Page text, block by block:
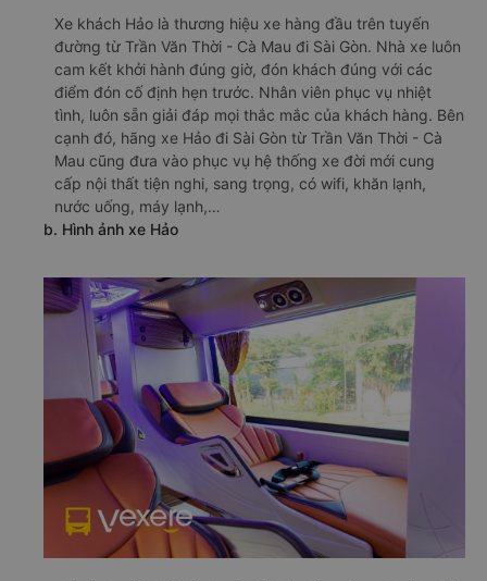
Xe khách Hảo là thương hiệu xe hàng đầu trên tuyến
đường từ Trần Văn Thời - Cà Mau đi Sài Gòn. Nhà xe luôn
cam kết khởi hành đúng giờ, đón khách đúng với các
điểm đón cố định hẹn trước. Nhân viên phục vụ nhiệt
tình, luôn sẵn giải đáp mọi thắc mắc của khách hàng. Bên
cạnh đó, hãng xe Hảo đi Sài Gòn từ Trần Văn Thời - Cà
Mau cũng đưa vào phục vụ hệ thống xe đời mới cung
cấp nội thất tiện nghi, sang trọng, có wifi, khăn lạnh,
nước uống, máy lạnh,…
b. Hình ảnh xe Hảo